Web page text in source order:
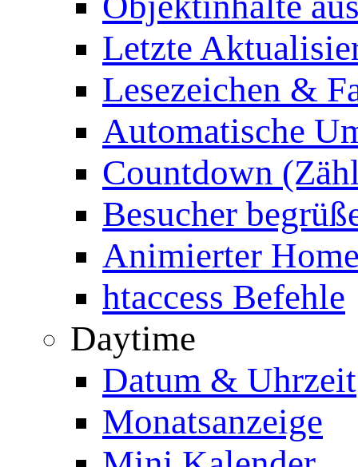
Letzte
Lesezeichen &
Automatische
Countdown
Besucher
Animierter
htaccess Befehle
Daytime
Datum & Uhrzeit
Monatsanzeige